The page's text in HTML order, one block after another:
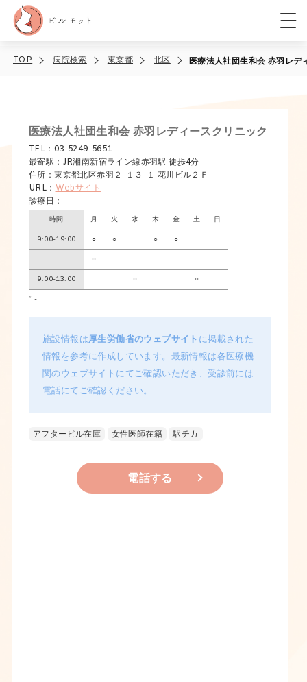
TOP 病院検索 東京都 北区 医療法人社団生和会 赤羽レデ
医療法人社団生和会 赤羽レディースクリニック
TEL：03-5249-5651
最寄駅：JR湘南新宿ライン線赤羽駅 徒歩4分
住所：東京都北区赤羽２-１３-１ 花川ビル２Ｆ
URL： Webサイト
診療日：
時間 月 火 水 木 金 土 日
9:00-19:00 ○ ○ ○ ○
○
9:00-13:00 ○ ○
* -
施設情報は厚生労働省のウェブサイト に掲載された
情報を参考に作成しています。最新情報は各医療機
関のウェブサイトにてご確認いただき、受診前には
電話にてご確認ください。
アフターピル在庫 女性医師在籍 駅チカ
電話する